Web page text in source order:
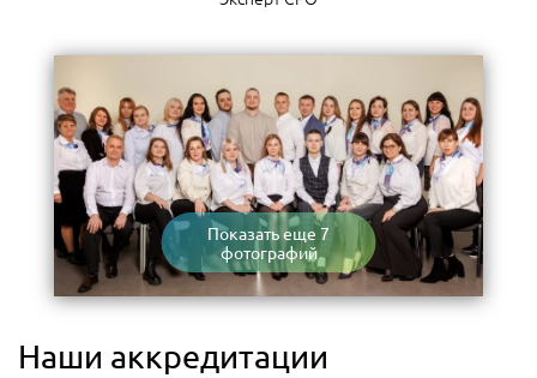
Показать еще 7
фотографий
Наши аккредитации